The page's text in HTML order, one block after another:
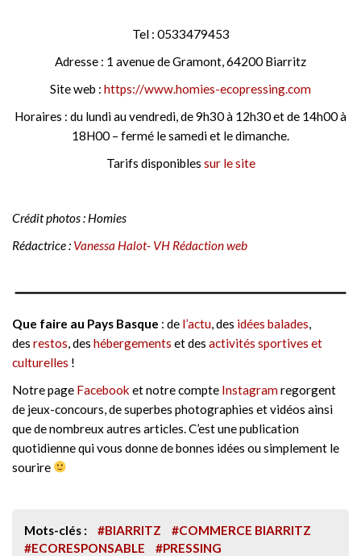
Tel : 0533479453
Adresse : 1 avenue de Gramont, 64200 Biarritz
Site web : https://www.homies-ecopressing.com
Horaires : du lundi au vendredi, de 9h30 à 12h30 et de 14h00 à
18H00 – fermé le samedi et le dimanche.
Tarifs disponibles sur le site
Crédit photos : Homies
Rédactrice : Vanessa Halot- VH Rédaction web
Que faire au Pays Basque : de l’actu, des idées balades,
des restos, des hébergements et des activités sportives et
culturelles !
Notre page Facebook et notre compte Instagramregorgent
de jeux-concours, de superbes photographies et vidéos ainsi
que de nombreux autres articles. C’est une publication
quotidienne qui vous donne de bonnes idées ou simplement le
sourire
Mots-clés : #BIARRITZ
#COMMERCE BIARRITZ
#ECORESPONSABLE
#PRESSING